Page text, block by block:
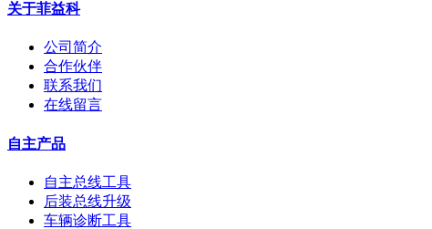
关于菲益科
公司简介
合作伙伴
联系我们
在线留言
自主产品
自主总线工具
后装总线升级
车辆诊断工具